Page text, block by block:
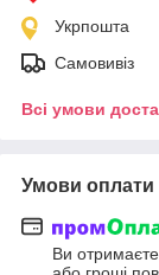
Укрпошта
Самовивіз
Всі умови
Умови оплати
Ви